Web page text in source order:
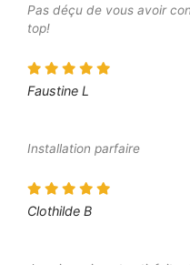
Pas déçu de vous avoir
top!
Faustine L
Installation parfaire
Clothilde B